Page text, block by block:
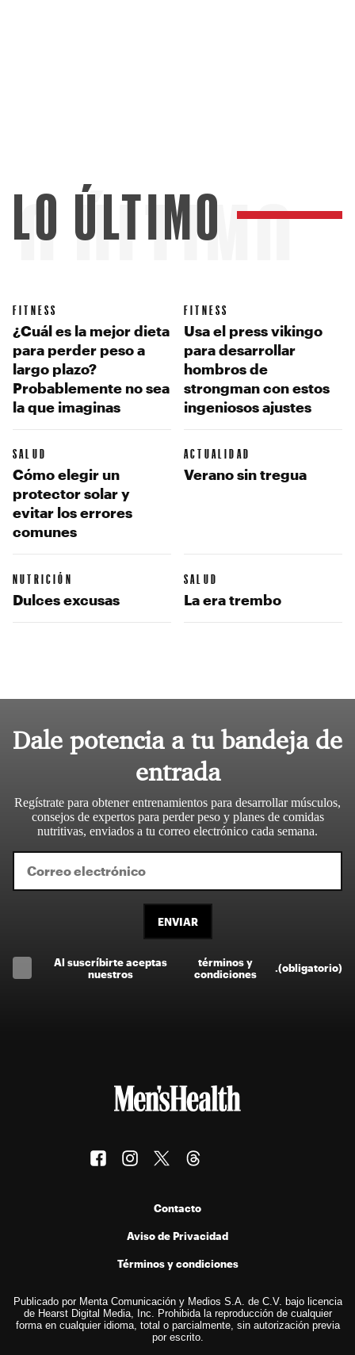
ÚLTIMO
LO ÚLTIMO
FITNESS
¿Cuál es la mejor dieta
para perder peso a
largo plazo?
Probablemente no sea
la que imaginas
FITNESS
Usa el press vikingo
para desarrollar
hombros de
strongman con estos
ingeniosos ajustes
SALUD
Cómo elegir un
protector solar y
evitar los errores
comunes
ACTUALIDAD
Verano sin tregua
NUTRICIÓN
Dulces excusas
SALUD
La era trembo
Dale potencia a tu bandeja de
entrada
Regístrate para obtener entrenamientos para desarrollar músculos,
consejos de expertos para perder peso y planes de comidas
nutritivas, enviados a tu correo electrónico cada semana.
ENVIAR
Al suscríbirte aceptas
nuestros
términos y
condiciones
.(obligatorio)
Contacto
Aviso de Privacidad
Términos y condiciones
Publicado por Menta Comunicación y Medios S.A. de C.V. bajo licencia
de Hearst Digital Media, Inc. Prohibida la reproducción de cualquier
forma en cualquier idioma, total o parcialmente, sin autorización previa
por escrito.